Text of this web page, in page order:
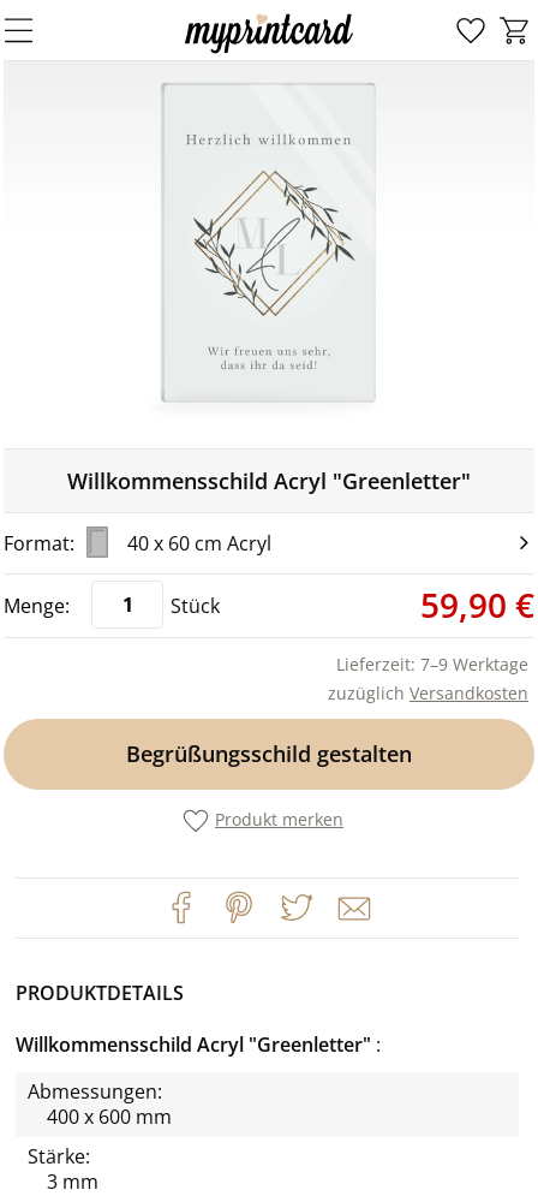
Willkommensschild Acryl "Greenletter"
40 x 60 cm Acryl
Stück 59,90 €
Lieferzeit: 7–9 Werktage
zuzüglich Versandkosten
Begrüßungsschild gestalten
Produkt merken
PRODUKTDETAILS
Willkommensschild Acryl "Greenletter"
Abmessungen:
400 x 600 mm
Stärke:
3 mm